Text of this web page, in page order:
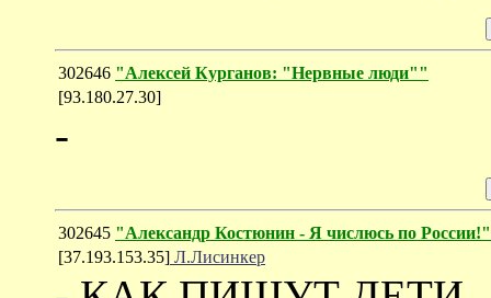
302646 "Алексей Курганов: "Нервные люди""
[93.180.27.30]
-
302645 "Александр Костюнин - Я числюсь по России!"
[37.193.153.35] Л.Лисинкер